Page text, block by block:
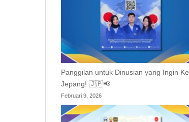
Panggilan untuk Dinusian yang Ingin Ke
Jepang! 🇯🇵📢
Februari 9, 2026